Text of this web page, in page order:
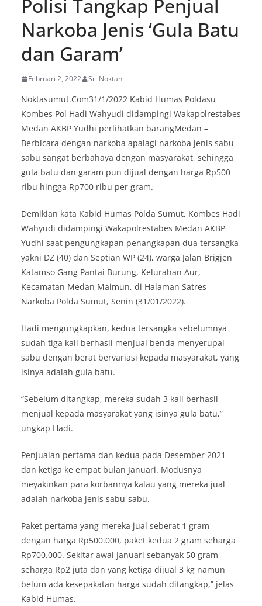
oleh warga, yang sebagian besar tengah bersiap
menyambut momentum HUT Kemerdekaan RI
dengan berbagai persiapan di lingkungan
masing-masing.‎Dalam dialog yang berlangsung
akrab, Bhabinkamtibmas menyapa warga,
menanyakan kondisi keamanan dan kenyamanan
lingkungan tempat tinggal, serta membuka ruang
komunikasi dua arah agar warga dapat
menyampaikan keluhan maupun informasi terkait
situasi kamtibmas di sekitar mereka.‎‎‎Salah satu
poin utama yang disampaikan dalam kegiatan
sambang ini adalah imbauan kepada warga untuk
memasang bendera Merah Putih secara penuh,
bukan setengah tiang, sebagai bentuk
penghormatan dan rasa cinta tanah air
menjelang perayaan HUT Kemerdekaan RI.
Petugas mengingatkan bahwa pemasangan
wujud nyata partisipasi masyarakat dalam
memperingati hari bersejarah bangsa
Indonesia.‎‎”Kami mengimbau kepada seluruh
warga agar mulai mempersiapkan dan memasang
bendera Merah Putih di depan rumah masing-
masing secara penuh. Ini adalah bentuk
penghormatan kita bersama terhadap
perjuangan para pahlawan yang telah merebut
kemerdekaan,” ujar Aiptu Muliyadi Suraukur saat
agar warga memperhatikan kondisi bendera yang
akan dikibarkan, memastikan bendera dalam
keadaan bersih, tidak sobek, dan layak untuk
dikibarkan sebagai simbol kehormatan
negara.‎‎‎Selain menyampaikan imbauan terkait
dimanfaatkan sebagai sarana deteksi dini (early
warning) guna mengantisipasi potensi gangguan
keamanan dan ketertiban masyarakat
Bhabinkamtibmas dapat menghimpun informasi
awal terkait situasi sosial, potensi kerawanan,
maupun hal-hal yang dapat mengganggu
kondusivitas wilayah, khususnya menjelang
perayaan HUT Kemerdekaan RI yang biasanya
keramaian warga.‎‎Dengan adanya deteksi dini ini,
diharapkan potensi gangguan keamanan dapat
diantisipasi sejak awal sehingga situasi di
Kelurahan Sunggal tetap terjaga aman, tertib,
dan kondusif hingga puncak perayaan HUT
Kemerdekaan RI berlangsung.‎‎Wujud Kedekatan
Polri dengan Masyarakat‎Kegiatan sambang Door
Polisi Tangkap Penjual
Narkoba Jenis ‘Gula Batu
dan Garam’
Februari 2, 2022 Sri Noktah
Noktasumut.Com31/1/2022 Kabid Humas Poldasu
Kombes Pol Hadi Wahyudi didampingi Wakapolrestabes
Medan AKBP Yudhi perlihatkan barangMedan –
Berbicara dengan narkoba apalagi narkoba jenis sabu-
sabu sangat berbahaya dengan masyarakat, sehingga
gula batu dan garam pun dijual dengan harga Rp500
ribu hingga Rp700 ribu per gram.
Demikian kata Kabid Humas Polda Sumut, Kombes Hadi
Wahyudi didampingi Wakapolrestabes Medan AKBP
Yudhi saat pengungkapan penangkapan dua tersangka
yakni DZ (40) dan Septian WP (24), warga Jalan Brigjen
Katamso Gang Pantai Burung, Kelurahan Aur,
Kecamatan Medan Maimun, di Halaman Satres
Narkoba Polda Sumut, Senin (31/01/2022).
Hadi mengungkapkan, kedua tersangka sebelumnya
sudah tiga kali berhasil menjual benda menyerupai
sabu dengan berat bervariasi kepada masyarakat, yang
isinya adalah gula batu.
“Sebelum ditangkap, mereka sudah 3 kali berhasil
menjual kepada masyarakat yang isinya gula batu,”
ungkap Hadi.
Penjualan pertama dan kedua pada Desember 2021
dan ketiga ke empat bulan Januari. Modusnya
meyakinkan para korbannya kalau yang mereka jual
adalah narkoba jenis sabu-sabu.
Paket pertama yang mereka jual seberat 1 gram
dengan harga Rp500.000, paket kedua 2 gram seharga
Rp700.000. Sekitar awal Januari sebanyak 50 gram
seharga Rp2 juta dan yang ketiga dijual 3 kg namun
belum ada kesepakatan harga sudah ditangkap,” jelas
Kabid Humas.